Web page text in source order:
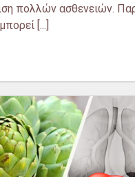
πολλών ασθενειών.
[...]